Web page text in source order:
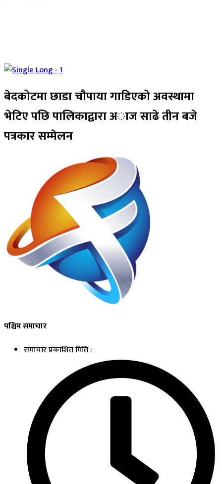
बेदकोटमा छाडा चौपाया गाडिएको अवस्थामा
भेटिए पछि पालिकाद्वारा अाज साढे तीन बजे
पत्रकार सम्मेलन
पश्चिम समाचार
समाचार प्रकाशित मिति :